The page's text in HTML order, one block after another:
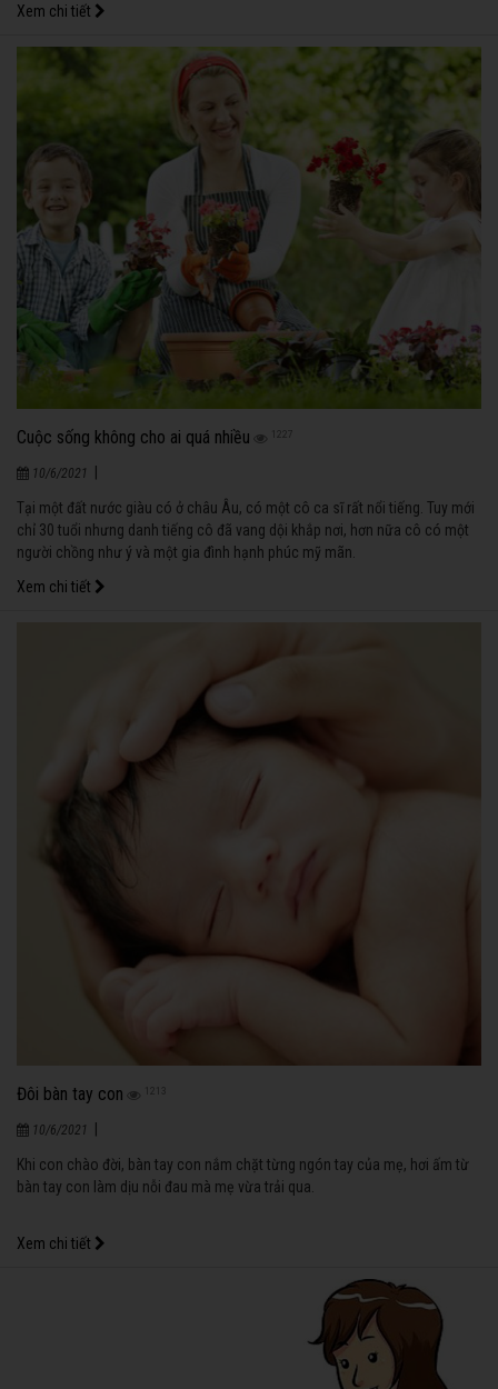
cũng đầy nhớ thương mẹ già nhưng chẳng mấy khi anh thu xếp được thời
gian để về thăm mẹ.
Xem chi tiết
Cuộc sống không cho ai quá nhiều 1227
10/6/2021
|
Tại một đất nước giàu có ở châu Âu, có một cô ca sĩ rất nổi tiếng. Tuy mới
chỉ 30 tuổi nhưng danh tiếng cô đã vang dội khắp nơi, hơn nữa cô có một
người chồng như ý và một gia đình hạnh phúc mỹ mãn.
Xem chi tiết
Đôi bàn tay con 1213
10/6/2021
Khi con chào đời, bàn tay con nắm chặt từng ngón tay của mẹ, hơi ấm từ
bàn tay con làm dịu nỗi đau mà mẹ vừa trải qua.
Xem chi tiết